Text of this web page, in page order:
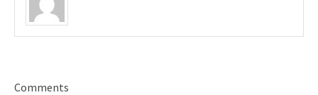
Comments